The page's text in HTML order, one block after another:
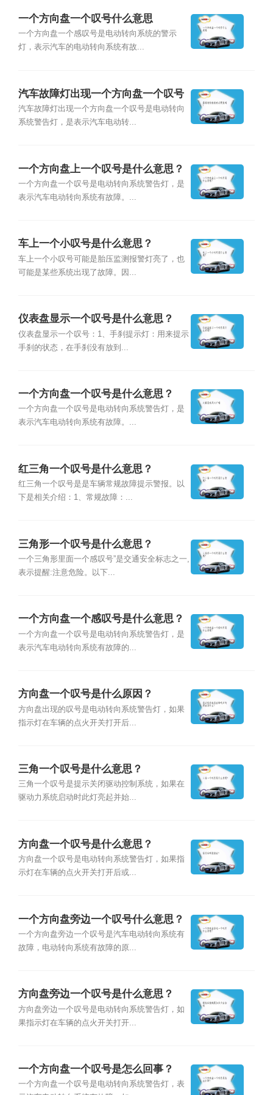
一个方向盘一个叹号什么意思
一个方向盘一个感叹号是电动转向系统的警示
灯，表示汽车的电动转向系统有故...
汽车故障灯出现一个方向盘一个叹号
是什么意思？
汽车故障灯出现一个方向盘一个叹号是电动转向
系统警告灯，是表示汽车电动转...
一个方向盘上一个叹号是什么意思？
一个方向盘一个叹号是电动转向系统警告灯，是
表示汽车电动转向系统有故障。...
车上一个小叹号是什么意思？
车上一个小叹号可能是胎压监测报警灯亮了，也
可能是某些系统出现了故障。因...
仪表盘显示一个叹号是什么意思？
仪表盘显示一个叹号：1、手刹提示灯：用来提示
手刹的状态，在手刹没有放到...
一个方向盘一个叹号是什么意思？
一个方向盘一个叹号是电动转向系统警告灯，是
表示汽车电动转向系统有故障。...
红三角一个叹号是什么意思？
红三角一个叹号是是车辆常规故障提示警报。以
下是相关介绍：1、常规故障：...
三角形一个叹号是什么意思？
一个三角形里面一个感叹号”是交通安全标志之一,
表示提醒:注意危险。以下...
一个方向盘一个感叹号是什么意思？
一个方向盘一个叹号是电动转向系统警告灯，是
表示汽车电动转向系统有故障的...
方向盘一个叹号是什么原因？
方向盘出现的叹号是电动转向系统警告灯，如果
指示灯在车辆的点火开关打开后...
三角一个叹号是什么意思？
三角一个叹号是提示关闭驱动控制系统，如果在
驱动力系统启动时此灯亮起并始...
方向盘一个叹号是什么意思？
方向盘一个叹号是电动转向系统警告灯，如果指
示灯在车辆的点火开关打开后或...
一个方向盘旁边一个叹号什么意思？
一个方向盘旁边一个叹号是汽车电动转向系统有
故障，电动转向系统有故障的原...
方向盘旁边一个叹号是什么意思？
方向盘旁边一个叹号是电动转向系统警告灯，如
果指示灯在车辆的点火开关打开...
一个方向盘一个叹号是怎么回事？
一个方向盘一个叹号是电动转向系统警告灯，表